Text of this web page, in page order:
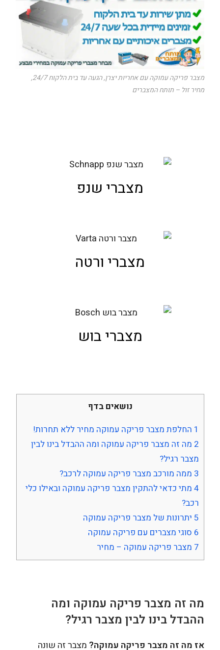
מצבר פריקה עמוקה עם אחריות יצרן, הגעה עד בית הלקוח 24/7,
מחיר זול – תותח המצברים
מצברי שנפ
מצברי ורטה
מצברי בוש
נושאים בדף
1 החלפת מצבר פריקה עמוקה מחיר ללא תחרות!
2 מה זה מצבר פריקה עמוקה ומה ההבדל בינו לבין
מצבר רגיל?
3 ממה מורכב מצבר פריקה עמוקה לרכב?
4 מתי כדאי להתקין מצבר פריקה עמוקה ובאילו כלי
רכב?
5 יתרונות של מצבר פריקה עמוקה
6 סוגי מצברים עם פריקה עמוקה
7 מצבר פריקה עמוקה – מחיר
מה זה מצבר פריקה עמוקה ומה
ההבדל בינו לבין מצבר רגיל?
אז מה זה מצבר פריקה עמוקה? מצבר זה שונה